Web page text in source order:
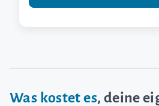
Was kostet es, deine